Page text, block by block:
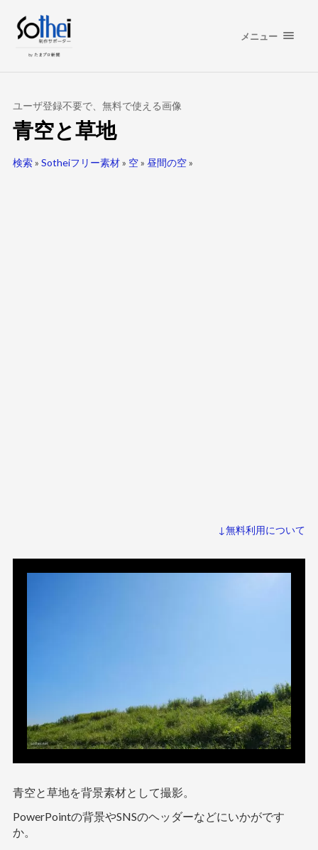
メニュー
ユーザ登録不要で、無料で使える画像
青空と草地
検索» Sotheiフリー素材» 空» 昼間の空»
↓無料利用について
青空と草地を背景素材として撮影。
PowerPointの背景やSNSのヘッダーなどにいかがです
か。